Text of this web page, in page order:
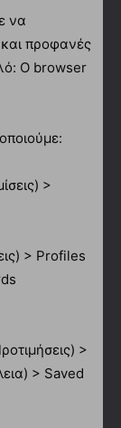
να
προφανές
Ο browser
>
> Profiles
>
> Saved